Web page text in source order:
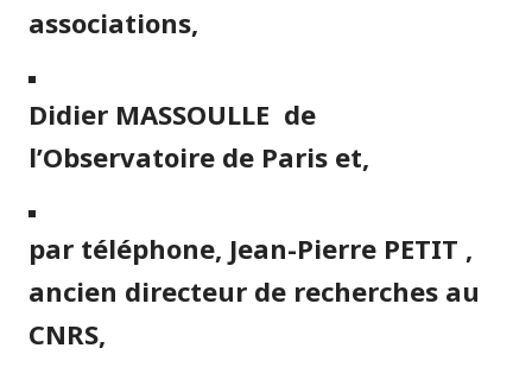
associations,
Didier MASSOULLE de
l’Observatoire de Paris et,
par téléphone, Jean-Pierre PETIT ,
ancien directeur de recherches au
CNRS,